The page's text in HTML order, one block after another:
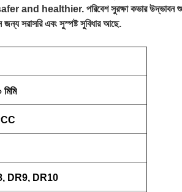
পরিবেশ সুরক্ষা কভার উদ্ভাবন শুধুমাত্র
জন্য সরাসরি এবং সুস্পষ্ট সুবিধার আছে.
DR9, DR10